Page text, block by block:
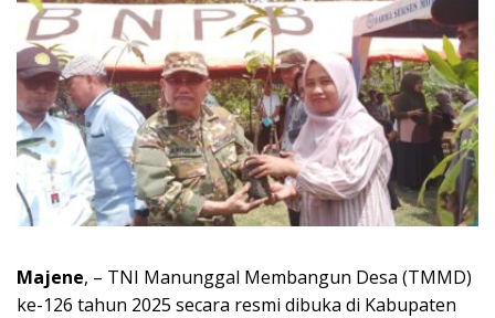
Majene, – TNI Manunggal Membangun Desa (TMMD)
ke-126 tahun 2025 secara resmi dibuka di Kabupaten